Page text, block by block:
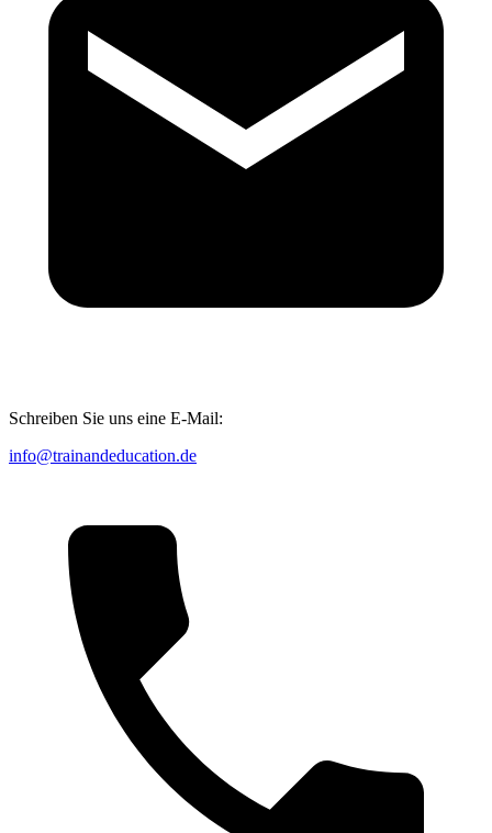
Schreiben Sie uns eine E-Mail:
info@trainandeducation.de